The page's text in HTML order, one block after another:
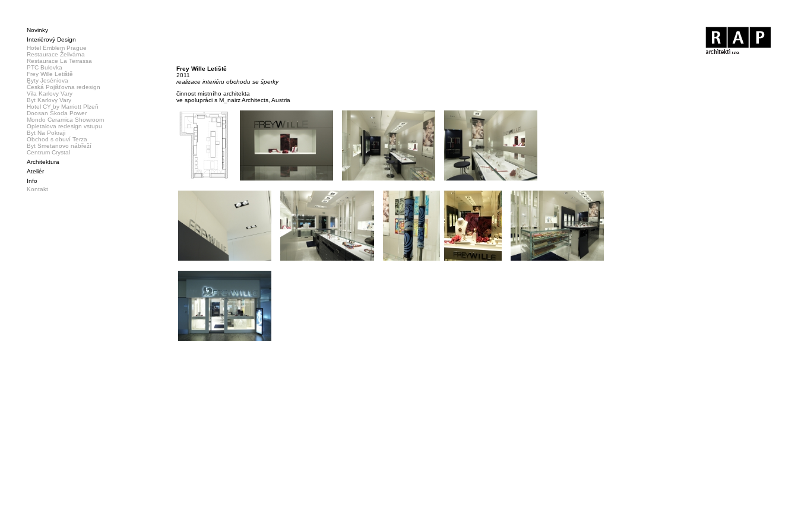
Novinky
Interiérový Design
Hotel Emblem Prague
Restaurace Želivárna
Restaurace La Terrassa
PTC Bulovka
Frey Wille Letiště
Byty Jeséniova
Česká Pojišťovna redesign
Vila Karlovy Vary
Byt Karlovy Vary
Hotel CY by Marriott Plzeň
Doosan Škoda Power
Mondo Ceramica Showroom
Opletalova redesign vstupu
Byt Na Pokraji
Obchod s obuví Terza
Byt Smetanovo nábřeží
Centrum Crystal
Architektura
Ateliér
Info
Kontakt
Frey Wille Letiště
2011
realizace interiéru obchodu se šperky
činnost místního architekta
ve spolupráci s M_nairz Architects, Austria